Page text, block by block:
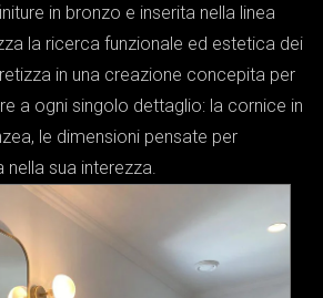
in bronzo e inserita nella linea
la ricerca funzionale ed estetica dei
in una creazione concepita per
a ogni singolo dettaglio: la cornice in
le dimensioni pensate per
sua interezza.